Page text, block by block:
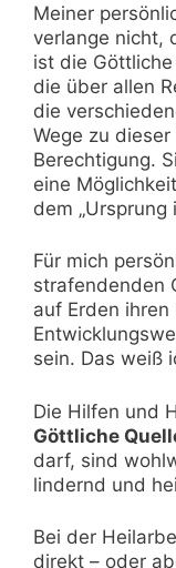
Meiner
verlange nicht,
ist die Göttliche
die über allen
die
Wege zu
Berechtigung.
eine
dem „Ursprung
Für mich
strafendenden
auf Erden
sein. Das weiß
Die Hilfen und
Göttliche
darf, sind
lindernd und
Bei der
direkt – oder